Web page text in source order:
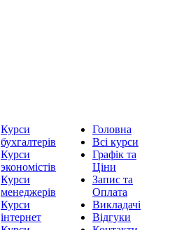
Курси
бухгалтерів
Курси
экономістів
Курси
менеджерів
Курси
інтернет
Головна
Всі курси
Графік та
Ціни
Запис та
Оплата
Викладачі
Відгуки